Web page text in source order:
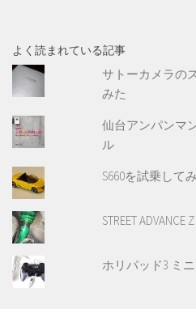
よく読まれている記事
サトーカメラの
みた
仙台アンパンマ
ル
S660を試乗して
STREET ADVANCE
ホリパッド3 ミ